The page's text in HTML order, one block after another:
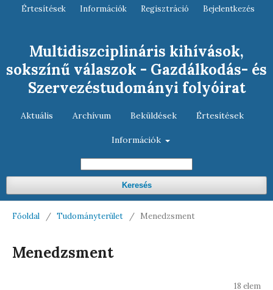
Multidiszciplináris kihívások,
sokszínű válaszok - Gazdálkodás- és
Szervezéstudományi folyóirat
Aktuális Archívum Beküldések Értesítések
Információk
Keresés
Értesítések Információk Regisztráció Bejelentkezés
Főoldal / Tudományterület / Menedzsment
Menedzsment
18 elem